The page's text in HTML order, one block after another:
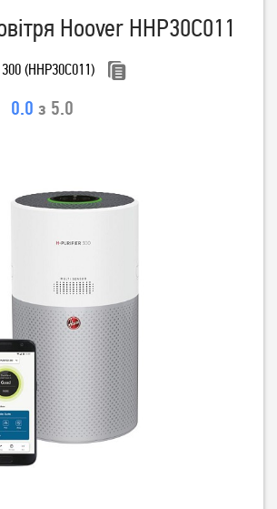
Hoover HHP30C011
(HHP30C011)
0.0 з 5.0